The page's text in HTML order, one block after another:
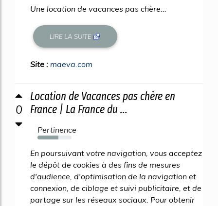
Une location de vacances pas chère...
LIRE LA SUITE
Site : maeva.com
0
Location de Vacances pas chère en
France | La France du ...
Pertinence
61%
En poursuivant votre navigation, vous acceptez
le dépôt de cookies à des fins de mesures
d'audience, d'optimisation de la navigation et
connexion, de ciblage et suivi publicitaire, et de
partage sur les réseaux sociaux. Pour obtenir